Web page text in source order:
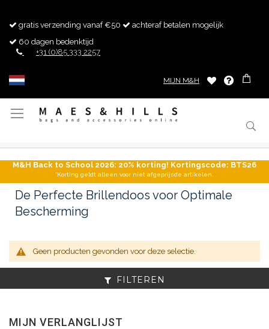
gratis verzending vanaf €50
achteraf betalen mogelijk
60 dagen bedenktijd
+31 (0)85 333 2257
MIJN M&H
Toggle
M&H Back to School 2026: 20% korting! Kortingscode: BTS26
*Korting geldt alleen voor niet afgeprijsde artikelen.
De Perfecte Brillendoos voor Optimale
Bescherming
Geen producten gevonden voor deze selectie.
FILTEREN
MIJN VERLANGLIJST